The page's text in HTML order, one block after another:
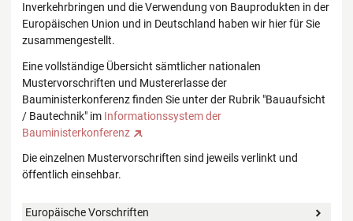
Inverkehrbringen und die Verwendung von Bauprodukten in der
Europäischen Union und in Deutschland haben wir hier für Sie
zusammengestellt.
Eine vollständige Übersicht sämtlicher nationalen
Mustervorschriften und Mustererlasse der
Bauministerkonferenz finden Sie unter der Rubrik "Bauaufsicht
/ Bautechnik" im Informationssystem der
Bauministerkonferenz
.
Die einzelnen Mustervorschriften sind jeweils verlinkt und
öffentlich einsehbar.
Europäische Vorschriften